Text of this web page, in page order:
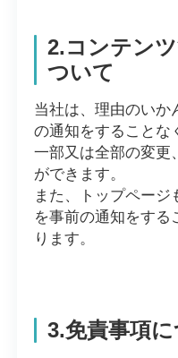
2.コンテン
ついて
当社は、理由のいか
の通知をすることな
一部又は全部の変更
ができます。
また、トップページ
を事前の通知をする
ります。
3.免責事項